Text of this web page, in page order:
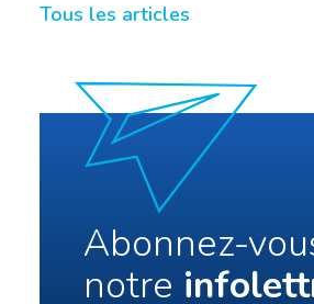
Tous les articles
Abonnez-
notre